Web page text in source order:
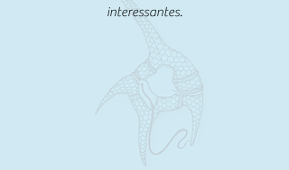
interessantes.